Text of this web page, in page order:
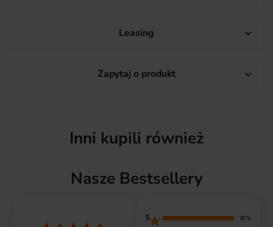
Leasing 
Zapytaj o produkt 
Inni kupili również
Nasze Bestsellery
5 97%